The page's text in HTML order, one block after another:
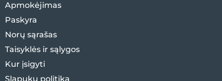
Apmokėjimas
Paskyra
Norų sąrašas
Taisyklės ir sąlygos
Kur įsigyti
Slapukų politika